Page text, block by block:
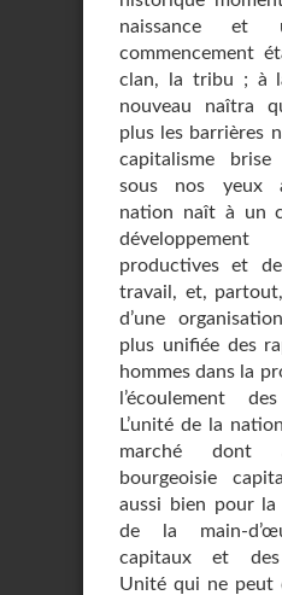
naissance
commencement
clan, la tribu ; à
nouveau naîtra
plus les barrières
capitalisme
sous nos yeux
nation naît à un
productives et
travail, et,
d’une
plus unifiée des
hommes dans la
l’écoulement
L’unité de la
marché
bourgeoisie
aussi bien pour
de la main-
capitaux et des
Unité qui ne peut